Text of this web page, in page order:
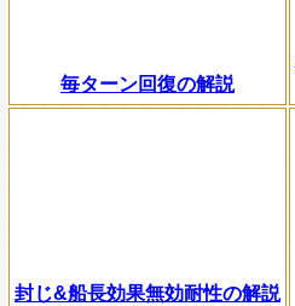
毎ターン回復の解説
封じ&船長効果無効耐性の解説